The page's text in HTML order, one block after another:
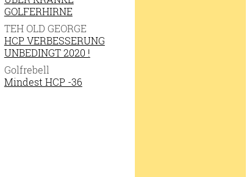
GOLFERHIRNE
TEH OLD GEORGE
HCP VERBESSERUNG
UNBEDINGT 2020 !
Golfrebell
Mindest HCP -36